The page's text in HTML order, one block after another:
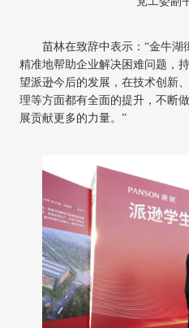
苗林在致辞中表示： “金牛湖
精准地帮助企业解决困难问题，
望派逊今后的发展，在技术创新
理等方面都有全面的提升，不断
展贡献更多的力量。”